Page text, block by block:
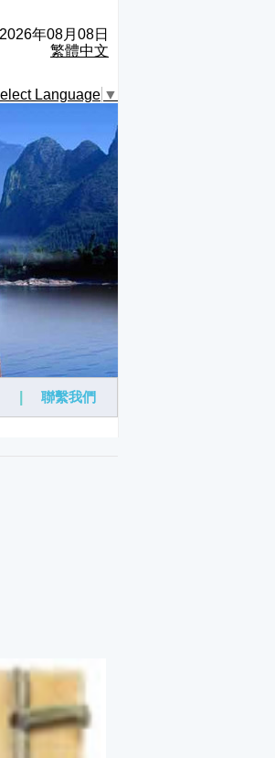
2026年08月08日
繁體中文
Language ▼
聯繫我們